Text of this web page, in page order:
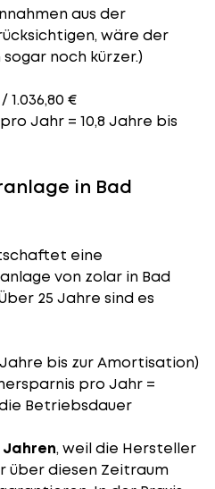
aus der
wäre der
sogar noch kürzer.)
1.036,80 €
Jahr = 10,8 Jahre bis
in Bad
eine
von zolar in Bad
25 Jahre sind es
bis zur Amortisation)
pro Jahr =
die Betriebsdauer
Jahren, weil die Hersteller
über diesen Zeitraum